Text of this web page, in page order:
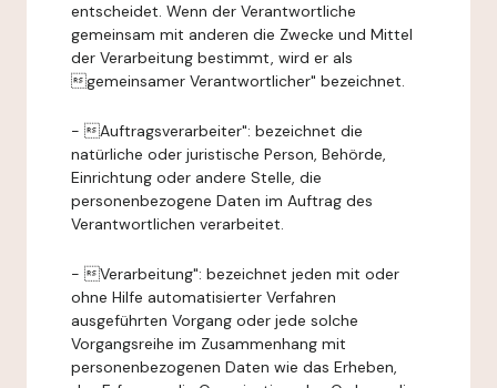
entscheidet. Wenn der Verantwortliche
gemeinsam mit anderen die Zwecke und Mittel
der Verarbeitung bestimmt, wird er als
gemeinsamer Verantwortlicher" bezeichnet.
- Auftragsverarbeiter": bezeichnet die
natürliche oder juristische Person, Behörde,
Einrichtung oder andere Stelle, die
personenbezogene Daten im Auftrag des
Verantwortlichen verarbeitet.
- Verarbeitung": bezeichnet jeden mit oder
ohne Hilfe automatisierter Verfahren
ausgeführten Vorgang oder jede solche
Vorgangsreihe im Zusammenhang mit
personenbezogenen Daten wie das Erheben,